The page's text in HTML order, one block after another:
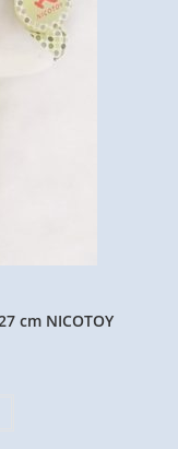
cm NICOTOY